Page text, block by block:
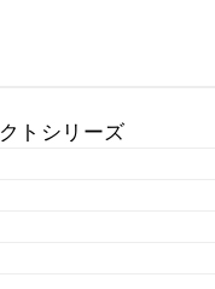
トシリーズ